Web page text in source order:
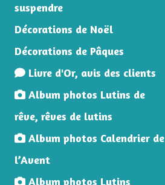
suspendre
Décorations de Noël
Décorations de Pâques
Livre d'Or, avis des clients
Album photos Lutins de
rêve, rêves de lutins
Album photos Calendrier de
l’Avent
Album photos Lutins